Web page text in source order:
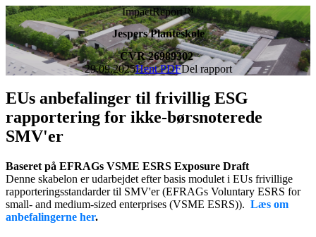
ImpactReport™
Jespers Planteskole
CVR 26989302
29.09.2025Hent PDFDel rapport
EUs anbefalinger til frivillig ESG
rapportering for ikke-børsnoterede
SMV'er
Baseret på EFRAGs VSME ESRS Exposure Draft
Denne skabelon er udarbejdet efter basis modulet i EUs frivillige
rapporteringsstandarder til SMV'er (EFRAGs Voluntary ESRS for
small- and medium-sized enterprises (VSME ESRS)). Læs om
anbefalingerne her.